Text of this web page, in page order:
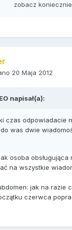
zobacz
20 Maja 2012
napisał(a):
czas odpowiadacie
do was dwie
osoba obsługująca
na wszystkie
jak na razie
czerwca